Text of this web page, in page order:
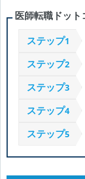
医師転職ドッ
ステップ1
ステップ2
ステップ3
ステップ4
ステップ5